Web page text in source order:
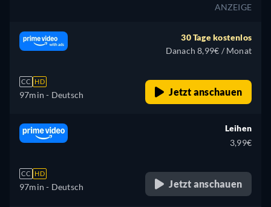
ANZEIGE
CC HD
97min - Deutsch
30 Tage kostenlos
Danach 8,99€ / Monat
Jetzt anschauen
CC HD
97min - Deutsch
Leihen
3,99€
Jetzt anschauen